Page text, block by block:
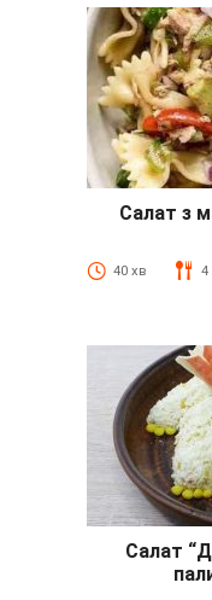
Салат з
40 хв 4
Салат